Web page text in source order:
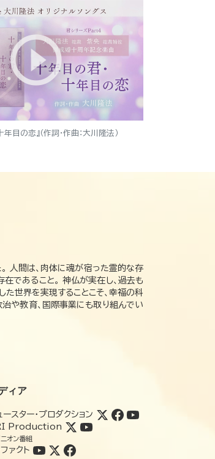
年目の恋』（作詞・作曲：大川隆法）
人間は、肉体に魂が宿った霊的な存
であること。 神仏が実在し、過去も
世界を実現することこそ、幸福の科
や教育、国際事業にも取り組んでい
ィア
ースター・プロダクション
Production
オン番組
ファクト